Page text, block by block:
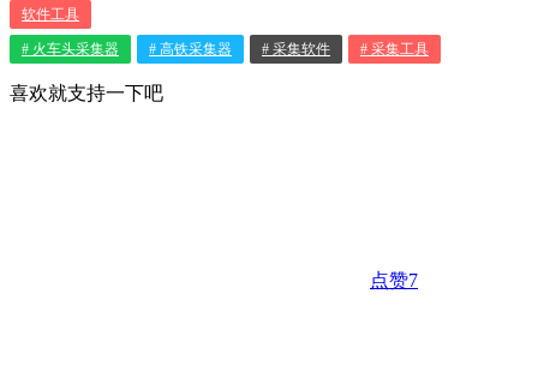
软件工具
# 火车头采集器 # 高铁采集器 # 采集软件 # 采集工具
喜欢就支持一下吧
点赞7